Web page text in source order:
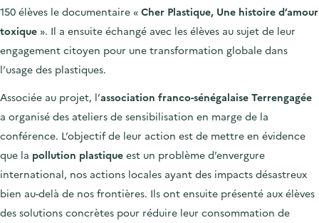
150 élèves le documentaire « Cher Plastique, Une histoire d’amour
toxique ». Il a ensuite échangé avec les élèves au sujet de leur
engagement citoyen pour une transformation globale dans
l’usage des plastiques.
Associée au projet, l’association franco-sénégalaise Terrengagée
a organisé des ateliers de sensibilisation en marge de la
conférence. L’objectif de leur action est de mettre en évidence
que la pollution plastique est un problème d’envergure
international, nos actions locales ayant des impacts désastreux
bien au-delà de nos frontières. Ils ont ensuite présenté aux élèves
des solutions concrètes pour réduire leur consommation de